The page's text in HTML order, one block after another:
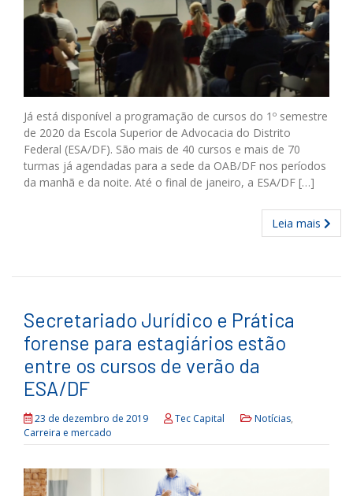
Já está disponível a programação de cursos do 1º semestre
de 2020 da Escola Superior de Advocacia do Distrito
Federal (ESA/DF). São mais de 40 cursos e mais de 70
turmas já agendadas para a sede da OAB/DF nos períodos
da manhã e da noite. Até o final de janeiro, a ESA/DF […]
Leia mais
Secretariado Jurídico e Prática
forense para estagiários estão
entre os cursos de verão da
ESA/DF
23 de dezembro de 2019 Tec Capital Notícias,
Carreira e mercado